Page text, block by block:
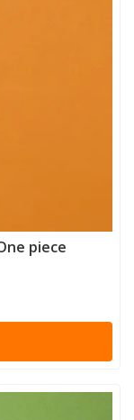
piece